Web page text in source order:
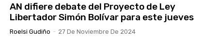
AN difiere debate del Proyecto de Ley
Libertador Simón Bolívar para este jueves
Roelsi Gudiño - 27 De Noviembre De 2024